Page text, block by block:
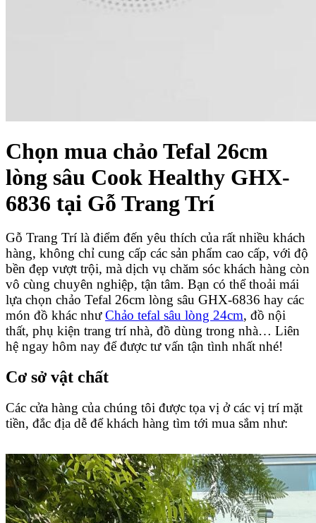
Chọn mua chảo Tefal 26cm
lòng sâu Cook Healthy GHX-
6836 tại Gỗ Trang Trí
Gỗ Trang Trí là điểm đến yêu thích của rất nhiều khách
hàng, không chỉ cung cấp các sản phẩm cao cấp, với độ
bền đẹp vượt trội, mà dịch vụ chăm sóc khách hàng còn
vô cùng chuyên nghiệp, tận tâm. Bạn có thể thoải mái
lựa chọn chảo Tefal 26cm lòng sâu GHX-6836 hay các
món đồ khác nhưChảo tefal sâu lòng 24cm, đồ nội
thất, phụ kiện trang trí nhà, đồ dùng trong nhà… Liên
hệ ngay hôm nay để được tư vấn tận tình nhất nhé!
Cơ sở vật chất
Các cửa hàng của chúng tôi được tọa vị ở các vị trí mặt
tiền, đắc địa dễ để khách hàng tìm tới mua sắm như: